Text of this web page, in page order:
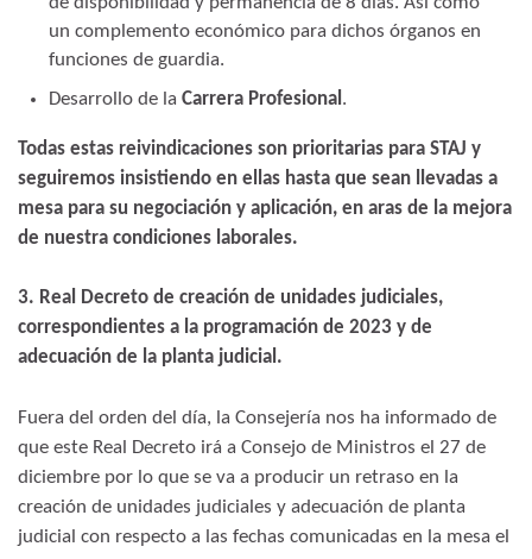
un complemento económico para dichos órganos en
funciones de guardia.
Desarrollo de la Carrera Profesional .
Todas estas reivindicaciones son prioritarias para STAJ y
seguiremos insistiendo en ellas hasta que sean llevadas a
mesa para su negociación y aplicación, en aras de la mejora
de nuestra condiciones laborales.
3. Real Decreto de creación de unidades judiciales,
correspondientes a la programación de 2023 y de
adecuación de la planta judicial.
Fuera del orden del día, la Consejería nos ha informado de
que este Real Decreto irá a Consejo de Ministros el 27 de
diciembre por lo que se va a producir un retraso en la
creación de unidades judiciales y adecuación de planta
judicial con respecto a las fechas comunicadas en la mesa el